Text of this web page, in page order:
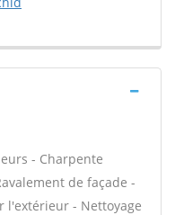
- Charpente
de façade -
l'extérieur - Nettoyage